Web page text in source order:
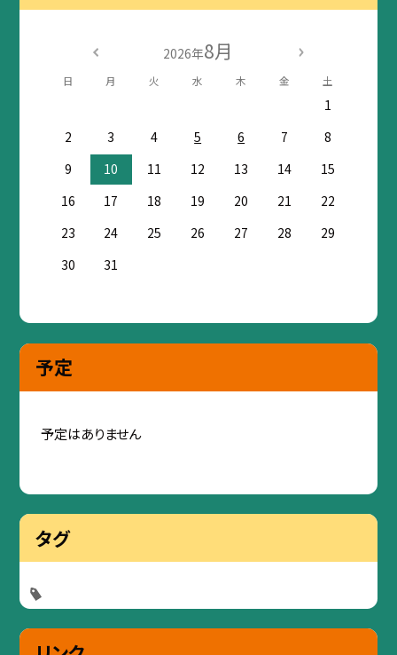
2026年8月
日 月 火 水 木 金 土
1
2
3 4 5 6 7
8
9
10 11 12 13 14
15
16
17 18 19 20 21
22
23
24 25 26 27 28
29
30
31
予定
予定はありません
タグ